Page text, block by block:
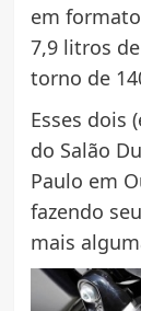
em
7,9 litros
torno de
Esses dois
do Salão
Paulo em
fazendo
mais